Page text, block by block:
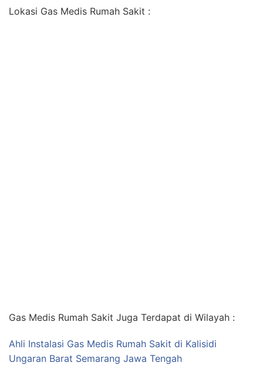
Lokasi Gas Medis Rumah Sakit :
Gas Medis Rumah Sakit Juga Terdapat di Wilayah :
Ahli Instalasi Gas Medis Rumah Sakit di Kalisidi
Ungaran Barat Semarang Jawa Tengah